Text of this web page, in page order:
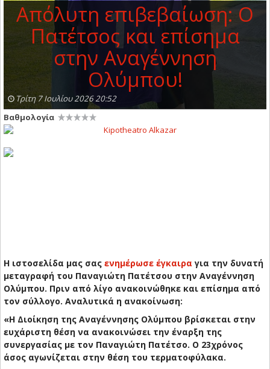
Απόλυτη επιβεβαίωση: Ο
Πατέτσος και επίσημα
στην Αναγέννηση
Ολύμπου!
Τρίτη 7 Ιουλίου 2026 20:52
Βαθμολογία
Η ιστοσελίδα μας σας ενημέρωσε έγκαιρα για την δυνατή
μεταγραφή του Παναγιώτη Πατέτσου στην Αναγέννηση
Ολύμπου. Πριν από λίγο ανακοινώθηκε και επίσημα από
τον σύλλογο. Αναλυτικά η ανακοίνωση:
«Η Διοίκηση της Αναγέννησης Ολύμπου βρίσκεται στην
ευχάριστη θέση να ανακοινώσει την έναρξη της
συνεργασίας με τον Παναγιώτη Πατέτσο. Ο 23χρόνος
άσος αγωνίζεται στην θέση του τερματοφύλακα.